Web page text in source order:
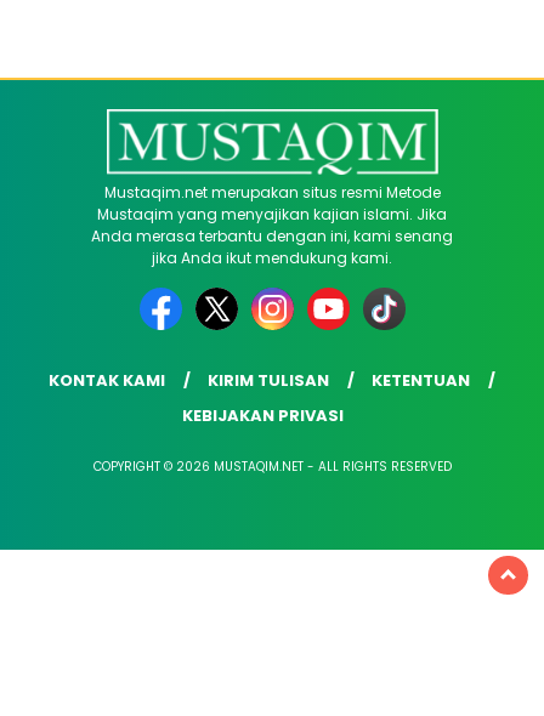
Mustaqim.net merupakan situs resmi Metode
Mustaqim yang menyajikan kajian islami. Jika
Anda merasa terbantu dengan ini, kami senang
jika Anda ikut mendukung kami.
KONTAK KAMI KIRIM TULISAN
KETENTUAN
KEBIJAKAN PRIVASI
COPYRIGHT © 2026 MUSTAQIM.NET - ALL RIGHTS RESERVED